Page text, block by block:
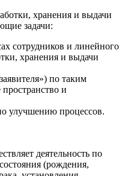
хранения и выдачи
задачи:
сотрудников и линейного
хранения и выдачи
по таким
и
улучшению процессов.
деятельность по
(рождения,